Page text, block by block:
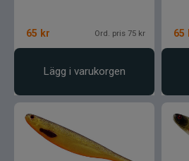
65 kr Ord. pris 75 kr
Lägg i varukorgen
65